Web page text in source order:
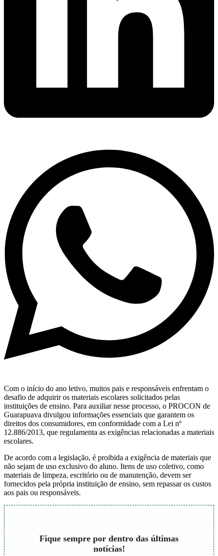
Com o início do ano letivo, muitos pais e responsáveis enfrentam o
desafio de adquirir os materiais escolares solicitados pelas
instituições de ensino. Para auxiliar nesse processo, o PROCON de
Guarapuava divulgou informações essenciais que garantem os
direitos dos consumidores, em conformidade com a Lei nº
12.886/2013, que regulamenta as exigências relacionadas a materiais
escolares.
De acordo com a legislação, é proibida a exigência de materiais que
não sejam de uso exclusivo do aluno. Itens de uso coletivo, como
materiais de limpeza, escritório ou de manutenção, devem ser
fornecidos pela própria instituição de ensino, sem repassar os custos
aos pais ou responsáveis.
Fique sempre por dentro das últimas
notícias!